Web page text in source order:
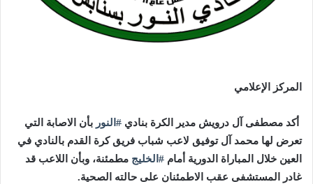
المركز الإعلامي
أكد مصطفى آل درويش مدير الكرة بنادي # النور بأن الاصابة التي
تعرض لها محمد آل توفيق لاعب شباب فريق كرة القدم بالنادي في
العين خلال المباراة الدورية أمام # الخليج مطمئنة، وبأن اللاعب قد
غادر المستشفى عقب الاطمئنان على حالته الصحية.